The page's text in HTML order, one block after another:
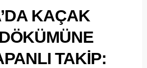
KAÇAK
TAKİP: